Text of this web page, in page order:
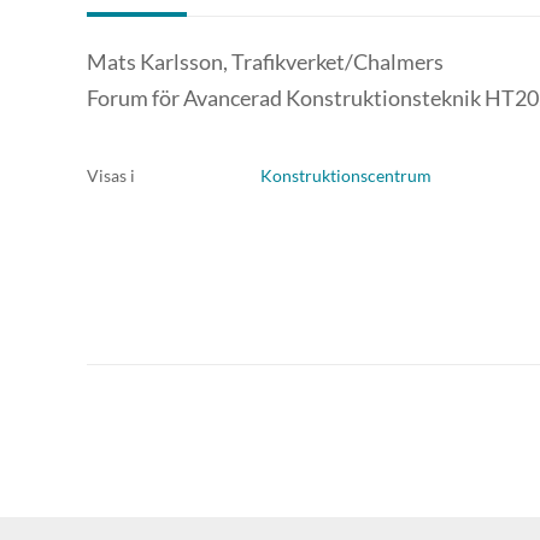
Mats Karlsson, Trafikverket/Chalmers
Forum för Avancerad Konstruktionsteknik
Visas i Konstruktionscentrum